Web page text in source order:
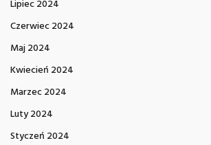
Lipiec 2024
Czerwiec 2024
Maj 2024
Kwiecień 2024
Marzec 2024
Luty 2024
Styczeń 2024